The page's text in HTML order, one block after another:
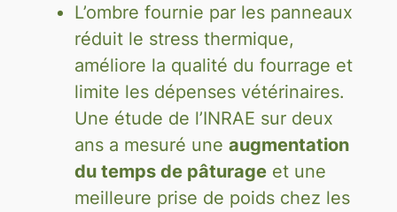
L’ombre fournie par les panneaux
réduit le stress thermique,
améliore la qualité du fourrage et
limite les dépenses vétérinaires.
Une étude de l’INRAE sur deux
ans a mesuré une augmentation
du temps de pâturageet une
meilleure prise de poids chez les